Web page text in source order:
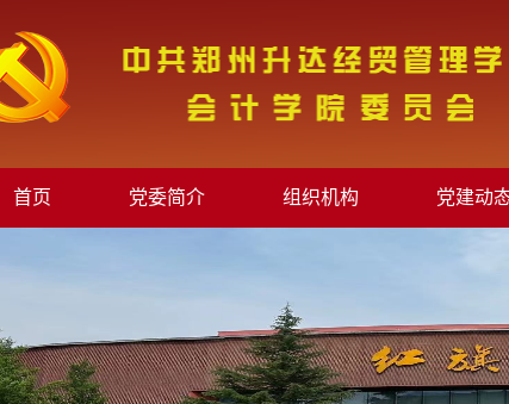
首页 党委简介 组织机构 党建动